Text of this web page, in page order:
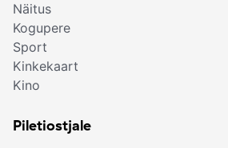
Näitus
Kogupere
Sport
Kinkekaart
Kino
Piletiostjale